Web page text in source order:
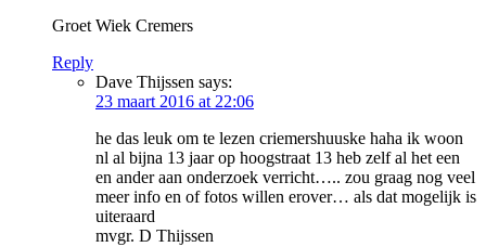
Groet Wiek Cremers
Reply
Dave Thijssen says:
23 maart 2016 at 22:06
he das leuk om te lezen criemershuuske haha ik woon
nl al bijna 13 jaar op hoogstraat 13 heb zelf al het een
en ander aan onderzoek verricht….. zou graag nog veel
meer info en of fotos willen erover… als dat mogelijk is
uiteraard
mvgr. D Thijssen